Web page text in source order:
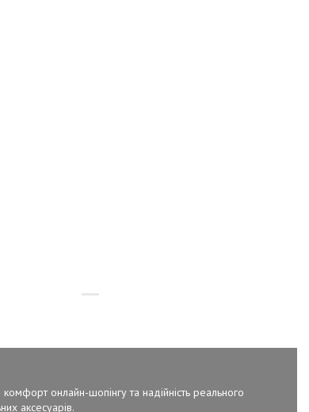
онлайн-шопінгу та надійність реального
аксесуарів.